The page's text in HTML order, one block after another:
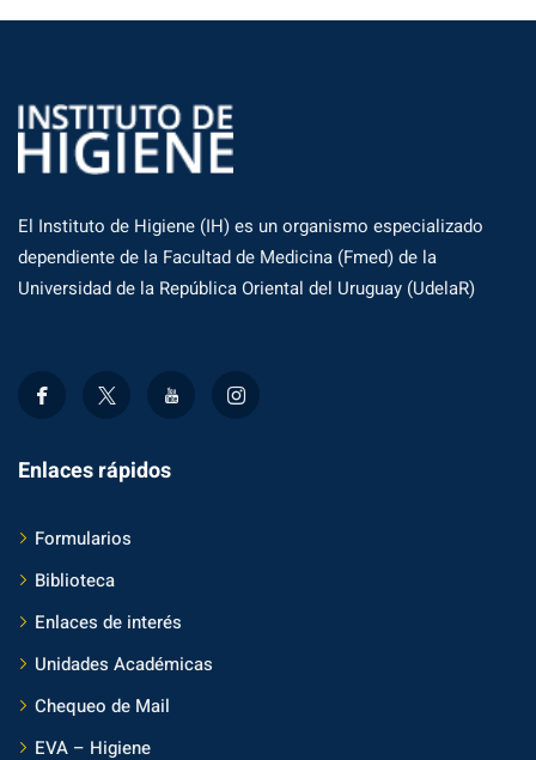
El Instituto de Higiene (IH) es un organismo especializado
dependiente de la Facultad de Medicina (Fmed) de la
Universidad de la República Oriental del Uruguay (UdelaR)
Enlaces rápidos
Formularios
Biblioteca
Enlaces de interés
Unidades Académicas
Chequeo de Mail
EVA – Higiene